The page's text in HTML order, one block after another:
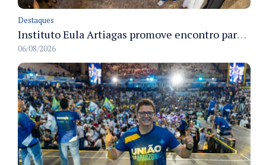
Destaques
Instituto Eula Artiagas promove encontro para discutir melhorias para o bairro Petrópolis
06/08/2026